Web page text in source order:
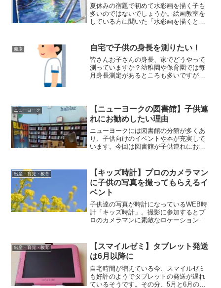
夏休みの宿題で初めて水彩画を描く子も
多いのではないでしょうか。絵画教室を
している方に聞いた「水彩画を描くとき
て上手に見えるようになりました。
健康 自宅で子供の身長を測りたい！
皆さんお子さんの身長、家でどうやって
測っていますか？幼稚園や保育園では毎
月身長測定があるところも多いですが、
ンパクトな身長計や身長計の代わりにな
る携帯の機能をご紹介します。
ニューヨーク
【ニューヨークの図書館】子供連
れにお勧めしたい理由
ニューヨークには図書館の分館が多くあ
り、子供向けのイベントや本が充実して
います。今回は図書館が子供連れにお勧
出産・育児・教育
【キッズ時計】プロのカメラマン
に子供の写真を撮ってもらえるイ
ベント
子供達の写真が時計になっているWEB時
計「キッズ時計」。撮影に参加するとプ
ロのカメラマンに素敵なロケーションで
出産・育児・教育
【スマイルゼミ】タブレット発送
は6月以降に
自宅時間が増えている今、スマイルゼミ
も好評のようでタブレットの発送が遅れ
ているそうです。その分、5月と6月の講